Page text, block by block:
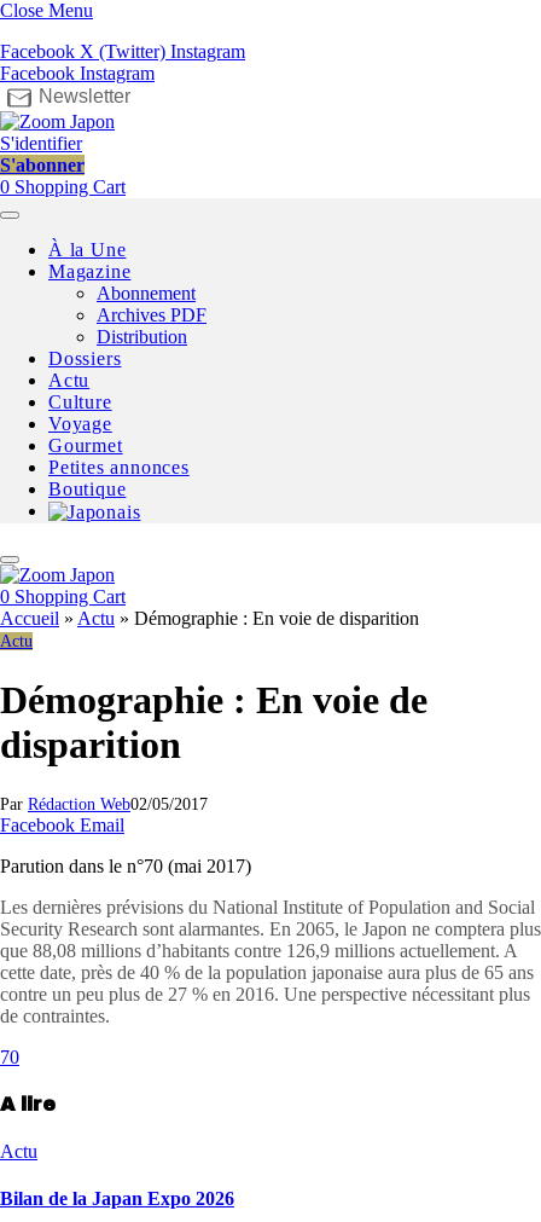
Close Menu
Facebook X (Twitter) Instagram
Facebook Instagram
Newsletter
S'identifier
S'abonner
0 Shopping Cart
À la Une
Magazine
Abonnement
Archives PDF
Distribution
Dossiers
Actu
Culture
Voyage
Gourmet
Petites annonces
Boutique
0 Shopping Cart
Accueil » Actu » Démographie : En voie de disparition
Actu
Démographie : En voie de
disparition
Par Rédaction Web02/05/2017
Facebook Email
Parution dans le n°70 (mai 2017)
Les dernières prévisions du National Institute of Population and Social
Security Research sont alarmantes. En 2065, le Japon ne comptera plus
que 88,08 millions d’habitants contre 126,9 millions actuellement. A
cette date, près de 40 % de la population japonaise aura plus de 65 ans
contre un peu plus de 27 % en 2016. Une perspective nécessitant plus
de contraintes.
70
A lire
Actu
Bilan de la Japan Expo 2026